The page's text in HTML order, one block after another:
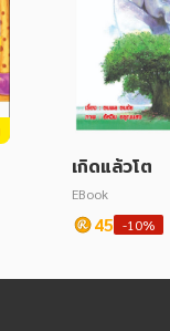
เกิดแล้วโต
EBook
45 -10%